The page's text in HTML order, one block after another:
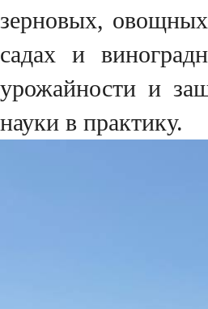
зерновых,
садах и
урожайности и
науки в практику.